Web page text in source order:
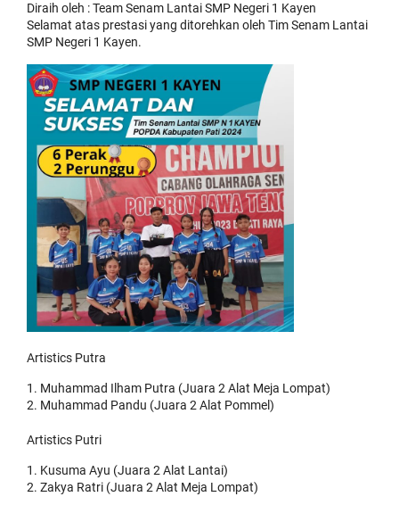
Diraih oleh : Team Senam Lantai SMP Negeri 1 Kayen
Selamat atas prestasi yang ditorehkan oleh Tim Senam Lantai
SMP Negeri 1 Kayen.
Artistics Putra
Muhammad Ilham Putra (Juara 2 Alat Meja Lompat)
Muhammad Pandu (Juara 2 Alat Pommel)
Artistics Putri
Kusuma Ayu (Juara 2 Alat Lantai)
Zakya Ratri (Juara 2 Alat Meja Lompat)